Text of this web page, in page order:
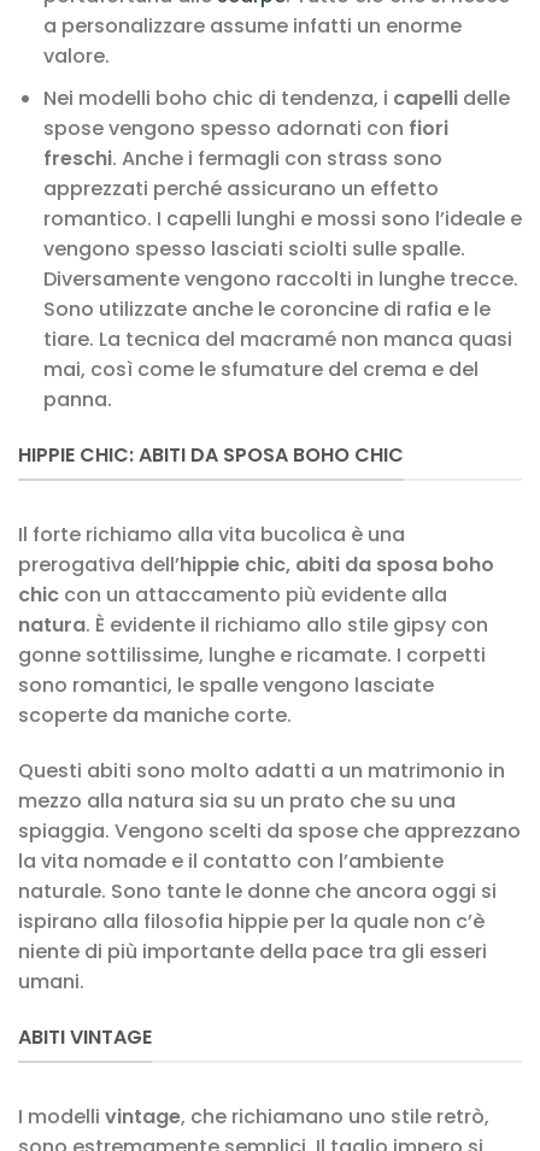
a personalizzare assume infatti un enorme
valore.
Nei modelli boho chic di tendenza, i capellidelle
spose vengono spesso adornati con fiori
freschi. Anche i fermagli con strass sono
apprezzati perché assicurano un effetto
romantico. I capelli lunghi e mossi sono l’ideale e
vengono spesso lasciati sciolti sulle spalle.
Diversamente vengono raccolti in lunghe trecce.
Sono utilizzate anche le coroncine di rafia e le
tiare. La tecnica del macramé non manca quasi
mai, così come le sfumature del crema e del
panna.
HIPPIE CHIC: ABITI DA SPOSA BOHO CHIC
Il forte richiamo alla vita bucolica è una
prerogativa dell’hippie chic, abiti da sposa boho
chic con un attaccamento più evidente alla
natura. È evidente il richiamo allo stile gipsy con
gonne sottilissime, lunghe e ricamate. I corpetti
sono romantici, le spalle vengono lasciate
scoperte da maniche corte.
Questi abiti sono molto adatti a un matrimonio in
mezzo alla natura sia su un prato che su una
spiaggia. Vengono scelti da spose che apprezzano
la vita nomade e il contatto con l’ambiente
naturale. Sono tante le donne che ancora oggi si
ispirano alla filosofia hippie per la quale non c’è
niente di più importante della pace tra gli esseri
umani.
ABITI VINTAGE
I modelli vintage, che richiamano uno stile retrò,